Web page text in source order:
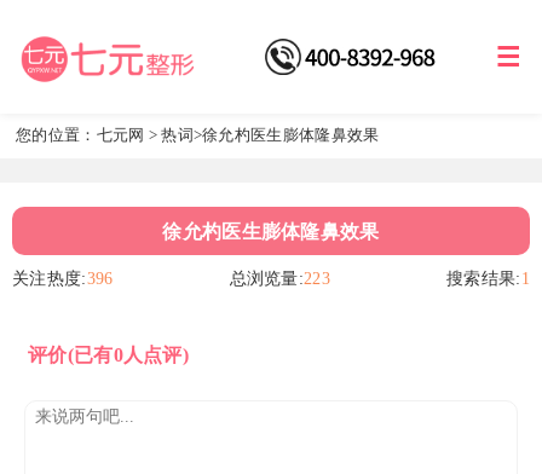
您的位置： 七元网 >热词 >徐允杓医生膨体隆鼻效果
徐允杓医生膨体隆鼻效果
关注热度:396 总浏览量:223 搜索结果: 1
评价(已有0人点评)